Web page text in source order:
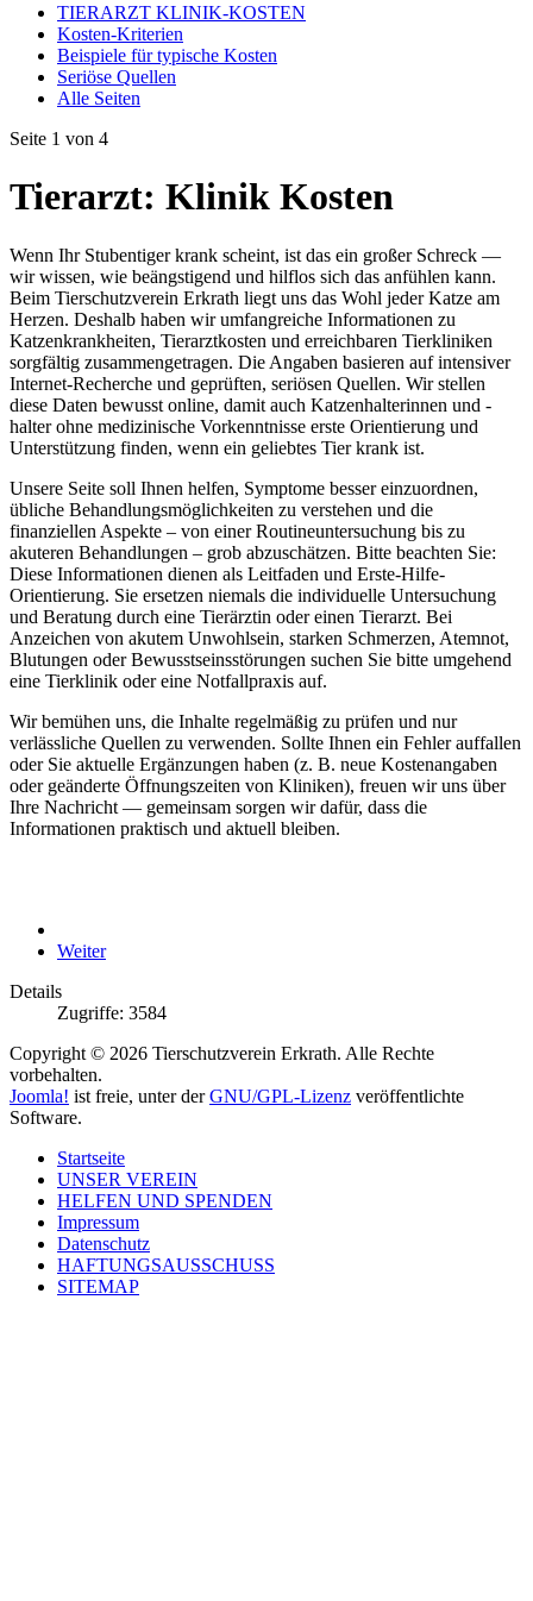
TIERARZT KLINIK-KOSTEN
Kosten-Kriterien
Beispiele für typische Kosten
Seriöse Quellen
Alle Seiten
Seite 1 von 4
Tierarzt: Klinik Kosten
Wenn Ihr Stubentiger krank scheint, ist das ein großer Schreck —
wir wissen, wie beängstigend und hilflos sich das anfühlen kann.
Beim Tierschutzverein Erkrath liegt uns das Wohl jeder Katze am
Herzen. Deshalb haben wir umfangreiche Informationen zu
Katzenkrankheiten, Tierarztkosten und erreichbaren Tierkliniken
sorgfältig zusammengetragen. Die Angaben basieren auf intensiver
Internet-Recherche und geprüften, seriösen Quellen. Wir stellen
diese Daten bewusst online, damit auch Katzenhalterinnen und -
halter ohne medizinische Vorkenntnisse erste Orientierung und
Unterstützung finden, wenn ein geliebtes Tier krank ist.
Unsere Seite soll Ihnen helfen, Symptome besser einzuordnen,
übliche Behandlungsmöglichkeiten zu verstehen und die
finanziellen Aspekte – von einer Routineuntersuchung bis zu
akuteren Behandlungen – grob abzuschätzen. Bitte beachten Sie:
Diese Informationen dienen als Leitfaden und Erste-Hilfe-
Orientierung. Sie ersetzen niemals die individuelle Untersuchung
und Beratung durch eine Tierärztin oder einen Tierarzt. Bei
Anzeichen von akutem Unwohlsein, starken Schmerzen, Atemnot,
Blutungen oder Bewusstseinsstörungen suchen Sie bitte umgehend
eine Tierklinik oder eine Notfallpraxis auf.
Wir bemühen uns, die Inhalte regelmäßig zu prüfen und nur
verlässliche Quellen zu verwenden. Sollte Ihnen ein Fehler auffallen
oder Sie aktuelle Ergänzungen haben (z. B. neue Kostenangaben
oder geänderte Öffnungszeiten von Kliniken), freuen wir uns über
Ihre Nachricht — gemeinsam sorgen wir dafür, dass die
Informationen praktisch und aktuell bleiben.
Weiter
Details
Zugriffe: 3584
Copyright © 2026 Tierschutzverein Erkrath. Alle Rechte
vorbehalten.
Joomla! ist freie, unter derGNU/GPL-Lizenz veröffentlichte
Software.
Startseite
UNSER VEREIN
HELFEN UND SPENDEN
Impressum
Datenschutz
HAFTUNGSAUSSCHUSS
SITEMAP